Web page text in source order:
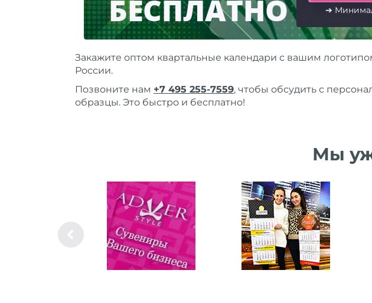
➔
Закажите оптом квартальные календари с вашим
России.
Позвоните нам +7 495 255-7559, чтобы обсудить с
образцы. Это быстро и бесплатно!
Мы